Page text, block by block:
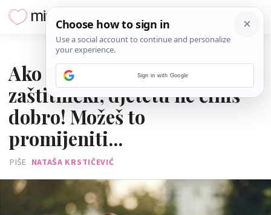
Ako se ponašaš previše
zaštitnički, djetetu ne činiš
dobro! Možeš to
promijeniti...
PIŠE NATAŠA KRSTIČEVIĆ
Sign in with Google